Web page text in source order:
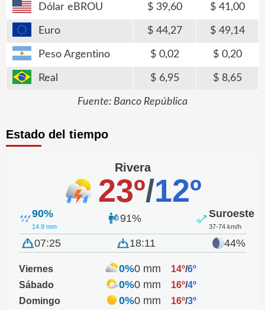
Dólar eBROU 39,60 41,00
Euro 44,27 49,14
Peso Argentino 0,02 0,20
Real 6,95 8,65
Fuente: Banco República
Estado del tiempo
Rivera
23º/12º
90%
14.9 mm
91% Suroeste
37-74 km/h
07:25 18:11 44%
Viernes 0%0 mm 14º/6º
Sábado
0%0 mm 16º/4º
Domingo
0%0 mm 16º/3º